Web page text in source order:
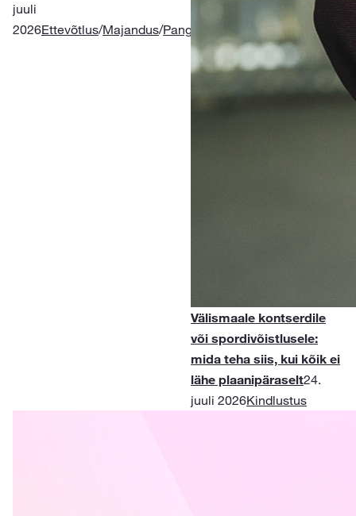
juuli
2026Ettevõtlus/Majandus/Pangandus Rahatarkus
Välismaale kontserdile
või spordivõistlusele:
mida teha siis, kui kõik ei
lähe plaanipäraselt24.
juuli 2026Kindlustus